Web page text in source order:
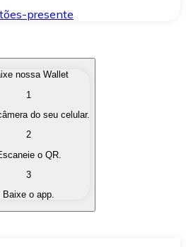
presente
de seu interesse de forma
em moeda fiduciária
por outra
nossa Wallet
1
do seu celular.
2
o QR.
3
Baixe o app.